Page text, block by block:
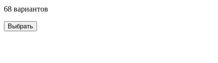
68 вариантов
Выбрать